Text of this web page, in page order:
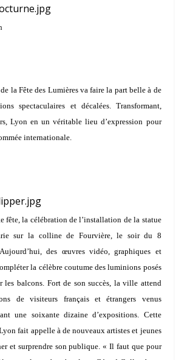
la Fête des Lumières va faire la part belle à de
spectaculaires et décalées. Transformant,
Lyon en un véritable lieu d’expression pour
internationale.
fête, la célébration de l’installation de la statue
sur la colline de Fourvière, le soir du 8
des œuvres vidéo, graphiques et
la célèbre coutume des luminions posés
les balcons. Fort de son succès, la ville attend
de visiteurs français et étrangers venus
une soixante dizaine d’expositions. Cette
fait appelle à de nouveaux artistes et jeunes
et surprendre son publique.« Il faut que pour